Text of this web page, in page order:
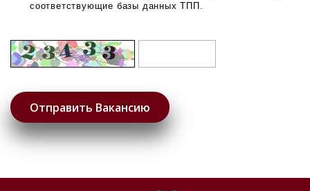
соответствующие базы данных ТПП.